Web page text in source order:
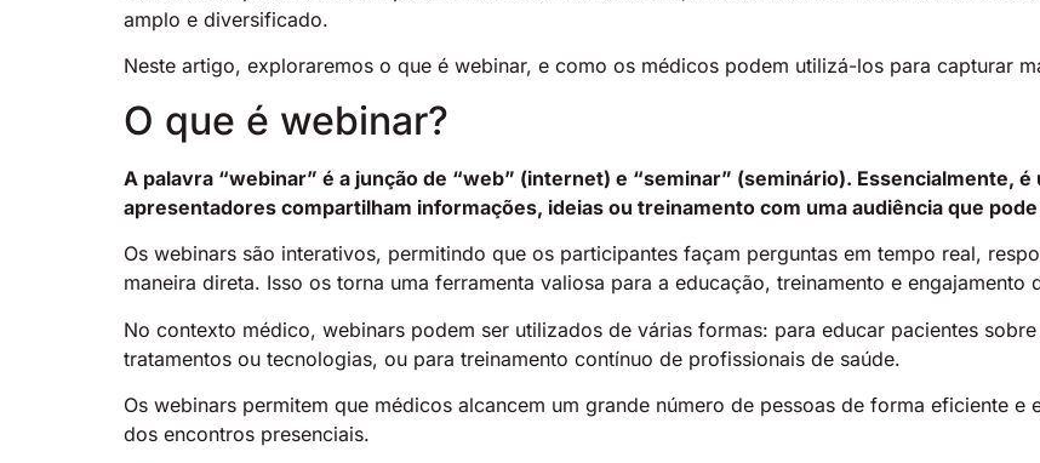
amplo e diversificado.
Neste artigo, exploraremos o que é webinar, e como os médicos podem utilizá-los para capturar
O que é webinar?
A palavra “webinar” é a junção de “web” (internet) e “seminar” (seminário). Essencialmente,
apresentadores compartilham informações, ideias ou treinamento com uma audiência que
Os webinars são interativos, permitindo que os participantes façam perguntas em tempo real,
maneira direta. Isso os torna uma ferramenta valiosa para a educação, treinamento e engajamento
No contexto médico, webinars podem ser utilizados de várias formas: para educar pacientes
tratamentos ou tecnologias, ou para treinamento contínuo de profissionais de saúde.
Os webinars permitem que médicos alcancem um grande número de pessoas de forma eficiente
dos encontros presenciais.